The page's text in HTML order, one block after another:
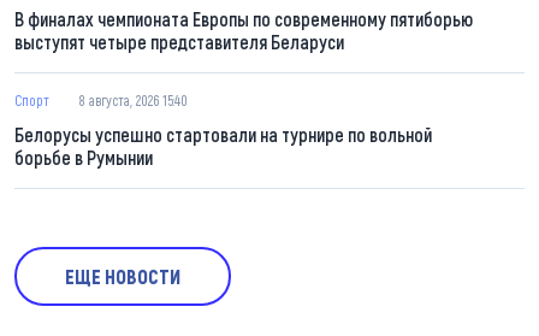
В финалах чемпионата Европы по современному пятиборью
выступят четыре представителя Беларуси
Спорт 8 августа, 2026 15:40
Белорусы успешно стартовали на турнире по вольной
борьбе в Румынии
ЕЩЕ НОВОСТИ